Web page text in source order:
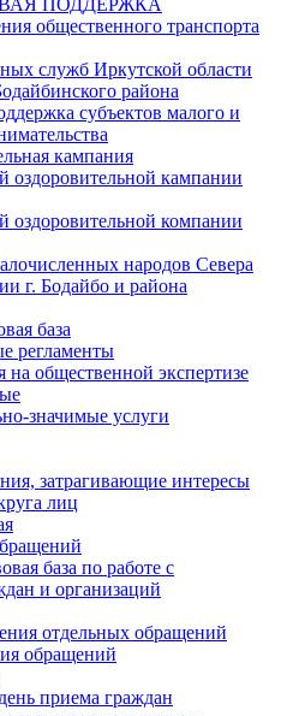
ПОДДЕРЖКА
общественного транспорта
служб Иркутской области
района
субъектов малого и
кампания
оздоровительной кампании
оздоровительной компании
народов Севера
г. Бодайбо и района
база
регламенты
на общественной экспертизе
значимые услуги
затрагивающие интересы
лиц
база по работе с
и организаций
отдельных обращений
обращений
приема граждан